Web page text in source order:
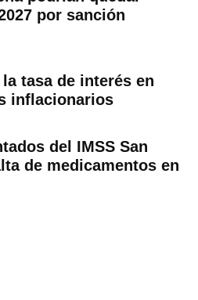
por sanción
tasa de interés en
inflacionarios
del IMSS San
de medicamentos en